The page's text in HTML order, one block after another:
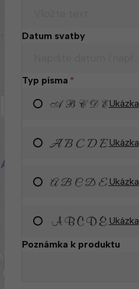
Datum svatby
Typ písma *
Ukázka
Ukázka
Ukázka
Ukázka
Poznámka k produktu